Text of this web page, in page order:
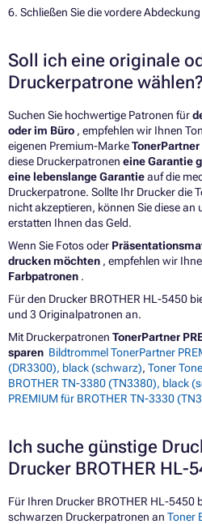
6. Schließen Sie die vordere
Soll ich eine originale
Druckerpatrone wählen?
Suchen Sie hochwertige Patronen für
oder im Büro , empfehlen wir Ihnen
eigenen Premium-MarkeTonerPartner
diese Druckerpatronen eine Garantie
eine lebenslange Garantieauf die
Druckerpatrone. Sollte Ihr Drucker die
nicht akzeptieren, können Sie diese
erstatten Ihnen das Geld.
Wenn Sie Fotos oder
drucken möchten , empfehlen wir
Farbpatronen .
Für den Drucker BROTHER HL-5450
und 3 Originalpatronen an.
Mit Druckerpatronen TonerPartner
sparen Bildtrommel TonerPartner
(DR3300), black (schwarz), Toner
BROTHER TN-3380 (TN3380), black
PREMIUM für BROTHER TN-3330
Ich suche günstige
Drucker BROTHER HL-
Für Ihren Drucker BROTHER HL-5450
schwarzen Druckerpatronen an Toner